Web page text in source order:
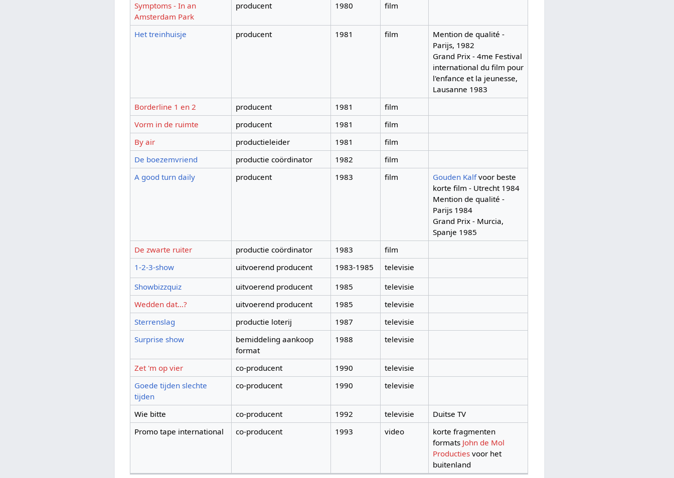
Symptoms - In an
Amsterdam Park
producent 1980 film
Het treinhuisje producent 1981 film
Mention de qualité -
Parijs, 1982
Grand Prix - 4me Festival
international du film pour
l'enfance et la jeunesse,
Lausanne 1983
Borderline 1 en 2
producent 1981
film
Vorm in de ruimte
producent 1981
film
By air
productieleider 1981
film
De boezemvriend
productie coördinator 1982
film
A good turn daily
producent 1983 film Gouden Kalfvoor beste
korte film - Utrecht 1984
Mention de qualité -
Parijs 1984
Grand Prix - Murcia,
Spanje 1985
De zwarte ruiter
productie coördinator 1983
film
1-2-3-show
uitvoerend producent 1983-1985
televisie
Showbizzquiz
uitvoerend producent 1985
televisie
Wedden dat…?
uitvoerend producent 1985
televisie
Sterrenslag
productie loterij 1987
televisie
Surprise show
bemiddeling aankoop
format
1988 televisie
Zet 'm op vier co-producent 1990
televisie
Goede tijden slechte
tijden
co-producent 1990 televisie
Wie bitte co-producent 1992 televisie
Duitse TV
Promo tape international
co-producent 1993 video
korte fragmenten
formats John de Mol
Productiesvoor het
buitenland